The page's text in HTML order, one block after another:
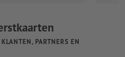
PARTNERS EN